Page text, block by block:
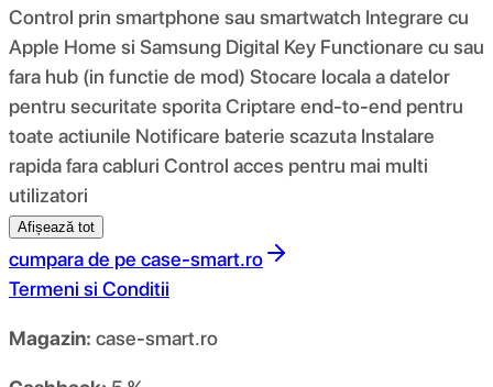
Control prin smartphone sau smartwatch Integrare cu
Apple Home si Samsung Digital Key Functionare cu sau
fara hub (in functie de mod) Stocare locala a datelor
pentru securitate sporita Criptare end-to-end pentru
toate actiunile Notificare baterie scazuta Instalare
rapida fara cabluri Control acces pentru mai multi
utilizatori
Afișează tot
cumpara de pe case-smart.ro
Termeni si Conditii
Magazin: case-smart.ro